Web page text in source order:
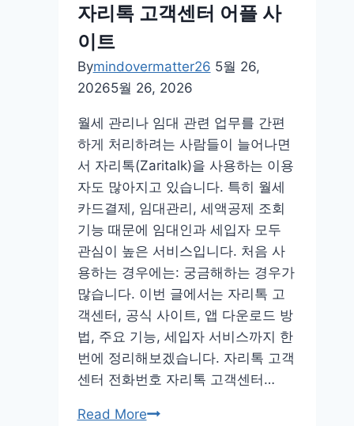
프
그
램
천
다
운
로
드
무
료
자리톡 고객센터 어플 사
이트
Bymindovermatter26 5월 26,
20265월 26, 2026
월세 관리나 임대 관련 업무를 간편
하게 처리하려는 사람들이 늘어나면
서 자리톡(Zaritalk)을 사용하는 이용
자도 많아지고 있습니다. 특히 월세
카드결제, 임대관리, 세액공제 조회
기능 때문에 임대인과 세입자 모두
관심이 높은 서비스입니다. 처음 사
용하는 경우에는: 궁금해하는 경우가
많습니다. 이번 글에서는 자리톡 고
객센터, 공식 사이트, 앱 다운로드 방
법, 주요 기능, 세입자 서비스까지 한
번에 정리해보겠습니다. 자리톡 고객
센터 전화번호 자리톡 고객센터…
Read More자